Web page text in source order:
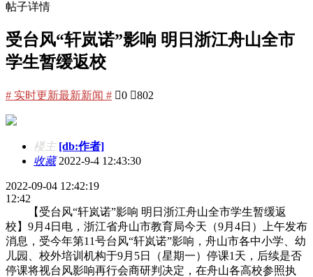
帖子详情
受台风“轩岚诺”影响 明日浙江舟山全市
学生暂缓返校
# 实时更新最新新闻 # 0 802
楼主 [db:作者]
收藏2022-9-4 12:43:30
2022-09-04 12:42:19
12:42
【受台风“轩岚诺”影响 明日浙江舟山全市学生暂缓返
校】9月4日电，浙江省舟山市教育局今天（9月4日）上午发布
消息，受今年第11号台风“轩岚诺”影响，舟山市各中小学、幼
儿园、校外培训机构于9月5日（星期一）停课1天，后续是否
停课将视台风影响再行会商研判决定，在舟山各高校参照执